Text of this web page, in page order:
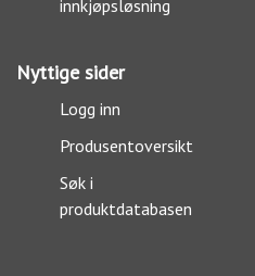
innkjøpsløsning
Nyttige sider
Logg inn
Produsentoversikt
Søk i
produktdatabasen